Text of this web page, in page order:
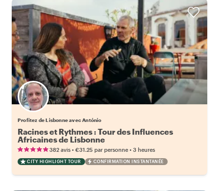
Profitez de Lisbonne avec António
Racines et Rythmes : Tour des Influences
Africaines de Lisbonne
382 avis • €31.25 par personne • 3 heures
CITY HIGHLIGHT TOUR CONFIRMATION INSTANTANÉE